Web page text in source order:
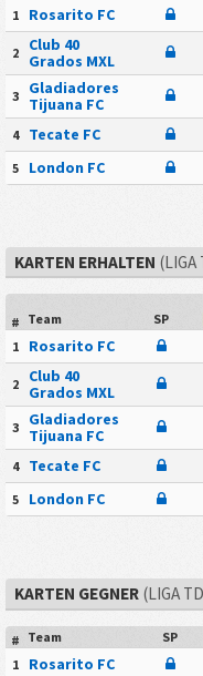
1
Rosarito FC
2
Club 40
Grados MXL
3
Gladiadores
Tijuana FC
4 Tecate FC
5 London FC
KARTEN ERHALTEN (LIGA
# Team SP
1
Rosarito FC
2
Club 40
Grados MXL
3
Gladiadores
Tijuana FC
4 Tecate FC
5 London FC
KARTEN GEGNER(LIGA
# Team SP
1
Rosarito FC